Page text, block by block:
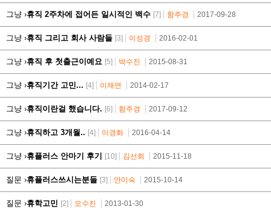
그냥 ›휴직 2주차에 접어든 일시적인 백수 [7] 함주경 2017-09-28
그냥 ›휴직 그리고 회사 사람들 [3] 이성경 2016-02-01
그냥 ›휴직 후 첫출근이예요 [5] 박수진 2015-08-31
그냥 ›휴직기간 고민... [4] 이재연 2014-02-17
그냥 ›휴직이란걸 했습니다. [6] 함주경 2017-09-12
그냥 ›휴직하고 3개월.. [4] 이경화 2016-04-14
그냥 ›휴플러스 안마기 후기 [10] 김선희 2015-11-18
질문 ›휴플러스쓰시는분들 [3] 안미숙 2015-10-14
질문 ›휴학고민 [2] 오수진 2013-01-30